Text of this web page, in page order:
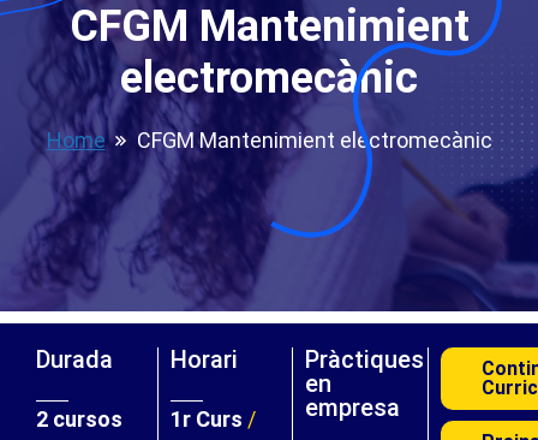
CFGM Mantenimient
electromecànic
Home CFGM Mantenimient electromecànic
Durada
2 cursos
Horari
1r Curs /
Pràctiques
en
empresa